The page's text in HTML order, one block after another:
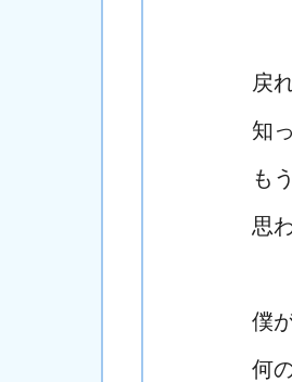
戻
知
も
思
僕
何